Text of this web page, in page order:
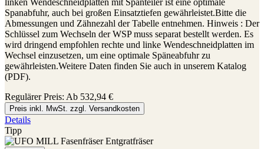
Spanabfuhr, auch bei großen Einsatztiefen gewährleistet.Bitte die
Abmessungen und Zähnezahl der Tabelle entnehmen. Hinweis : Der
Schlüssel zum Wechseln der WSP muss separat bestellt werden. Es
wird dringend empfohlen rechte und linke Wendeschneidplatten im
Wechsel einzusetzen, um eine optimale Späneabfuhr zu
gewährleisten.Weitere Daten finden Sie auch in unserem Katalog
(PDF).
Regulärer Preis: Ab 532,94 €
Preis inkl. MwSt. zzgl. Versandkosten
Details
Tipp